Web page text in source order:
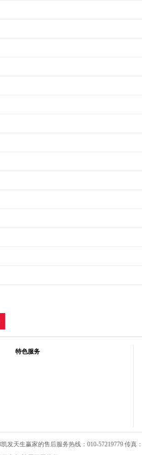
特色服务
发天生赢家的售后服务热线：010-57219779 传真